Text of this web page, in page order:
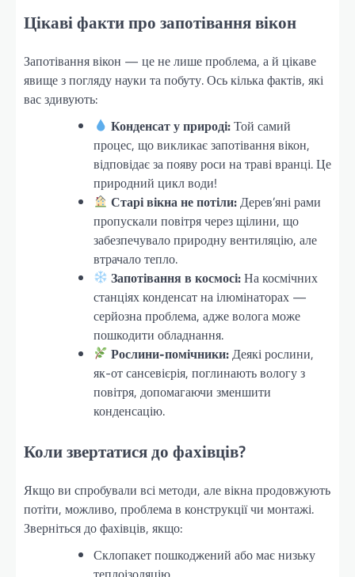
Цікаві факти про запотівання вікон
Запотівання вікон — це не лише проблема, а й цікаве
явище з погляду науки та побуту. Ось кілька фактів, які
вас здивують:
Конденсат у природі:Той самий
процес, що викликає запотівання вікон,
відповідає за появу роси на траві вранці. Це
природний цикл води!
Старі вікна не потіли:Дерев’яні рами
пропускали повітря через щілини, що
забезпечувало природну вентиляцію, але
втрачало тепло.
Запотівання в космосі:На космічних
станціях конденсат на ілюмінаторах —
серйозна проблема, адже волога може
пошкодити обладнання.
Рослини-помічники:Деякі рослини,
як-от сансевієрія, поглинають вологу з
повітря, допомагаючи зменшити
конденсацію.
Коли звертатися до фахівців?
Якщо ви спробували всі методи, але вікна продовжують
потіти, можливо, проблема в конструкції чи монтажі.
Зверніться до фахівців, якщо:
Склопакет пошкоджений або має низьку